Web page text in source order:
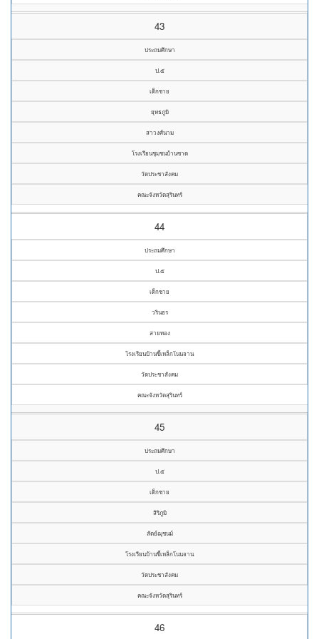
43
ประถมศึกษา
ป.๕
เด็กชาย
ยุทธภูมิ
สาวงศ์นาม
โรงเรียนชุมชนบ้านซาด
วัดประชาสังคม
คณะจังหวัดสุรินทร์
44
ประถมศึกษา
ป.๕
เด็กชาย
วรินธร
สายทอง
โรงเรียนบ้านขี้เหล็กโนนจาน
วัดประชาสังคม
คณะจังหวัดสุรินทร์
45
ประถมศึกษา
ป.๕
เด็กชาย
สิริภูมิ
สัตย์ฌุชนม์
โรงเรียนบ้านขี้เหล็กโนนจาน
วัดประชาสังคม
คณะจังหวัดสุรินทร์
46